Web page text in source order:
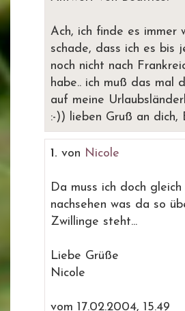
Ach, ich finde es immer
schade, dass ich es bis
noch nicht nach
habe.. ich muß das mal
auf meine
:-)) lieben Gruß an dich,
1. von Nicole
Da muss ich doch gleich
nachsehen was da so
Zwillinge steht...
Liebe Grüße
Nicole
vom 17.02.2004, 15.49